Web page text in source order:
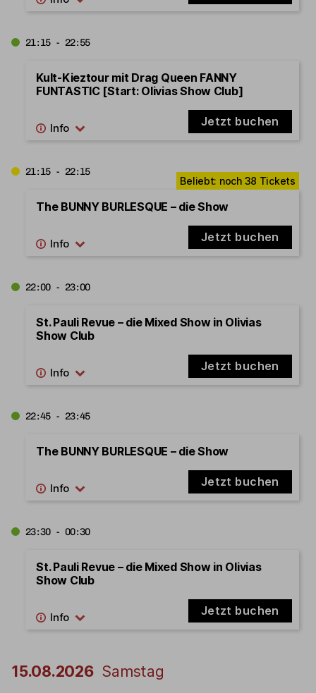
21:15 - 22:55
Kult-Kieztour mit Drag Queen FANNY
FUNTASTIC [Start: Olivias Show Club]
Jetzt buchen
21:15 - 22:15
The BUNNY BURLESQUE – die Show
Jetzt buchen
22:00 - 23:00
St. Pauli Revue – die Mixed Show in Olivias
Show Club
Jetzt buchen
22:45 - 23:45
The BUNNY BURLESQUE – die Show
Jetzt buchen
23:30 - 00:30
St. Pauli Revue – die Mixed Show in Olivias
Show Club
Jetzt buchen
15.08.2026 Samstag